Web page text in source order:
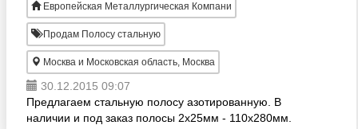
Европейская Металлургическая Компани
Продам Полосу стальную
Москва и Московская область, Москва
30.12.2015 09:07
Предлагаем стальную полосу азотированную. В
наличии и под заказ полосы 2х25мм - 110х280мм.